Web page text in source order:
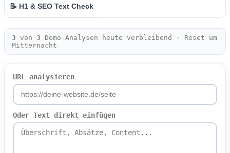
📝 H1 & SEO Text Check
3 von 3 Demo-Analysen heute verbleibend · Reset um
Mitternacht
URL analysieren
Oder Text direkt einfügen